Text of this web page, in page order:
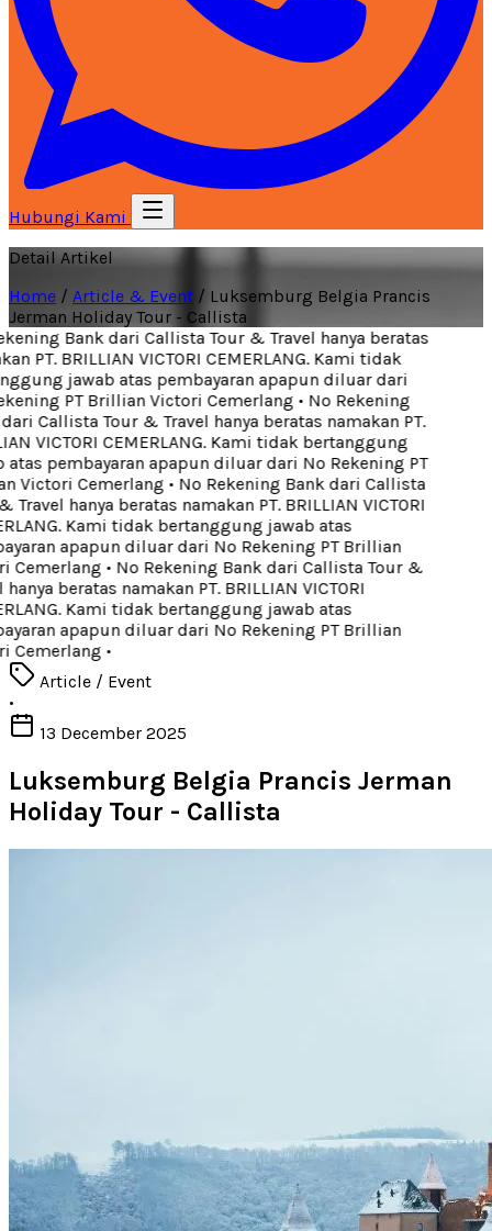
Hubungi Kami
Detail Artikel
Home / Article & Event / Luksemburg Belgia Prancis
Jerman Holiday Tour - Callista
Bank dari Callista Tour & Travel hanya beratas
PT. BRILLIAN VICTORI CEMERLANG. Kami tidak
jawab atas pembayaran apapun diluar dari
PT Brillian Victori Cemerlang• No Rekening
Callista Tour & Travel hanya beratas namakan PT.
VICTORI CEMERLANG. Kami tidak bertanggung
pembayaran apapun diluar dari No Rekening PT
Victori Cemerlang• No Rekening Bank dari Callista
hanya beratas namakan PT. BRILLIAN VICTORI
Kami tidak bertanggung jawab atas
apapun diluar dari No Rekening PT Brillian
Cemerlang• No Rekening Bank dari Callista Tour &
beratas namakan PT. BRILLIAN VICTORI
Kami tidak bertanggung jawab atas
apapun diluar dari No Rekening PT Brillian
Cemerlang•
Article / Event
•
13 December 2025
Luksemburg Belgia Prancis Jerman
Holiday Tour - Callista